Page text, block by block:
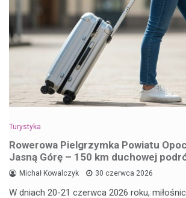
Turystyka
Rowerowa Pielgrzymka Powiatu
Jasną Górę – 150 km duchowej
Michał Kowalczyk 30 czerwca 2026
W dniach 20-21 czerwca 2026 roku,